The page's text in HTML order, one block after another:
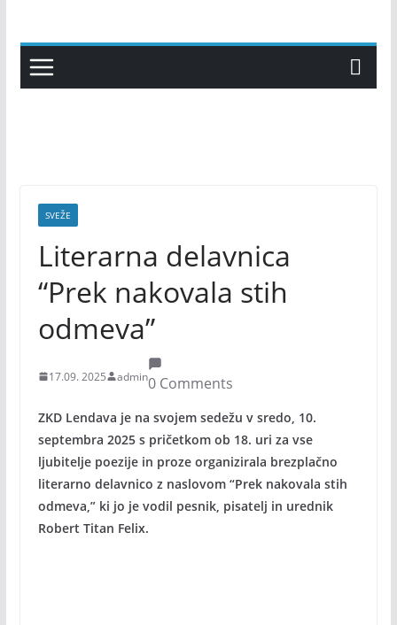
content
SVEŽE
Literarna delavnica
“Prek nakovala stih
odmeva”
17.09. 2025 admin0 Comments
ZKD Lendava je na svojem sedežu v sredo, 10.
septembra 2025 s pričetkom ob 18. uri za vse
ljubitelje poezije in proze organizirala brezplačno
literarno delavnico z naslovom “Prek nakovala stih
odmeva,” ki jo je vodil pesnik, pisatelj in urednik
Robert Titan Felix.